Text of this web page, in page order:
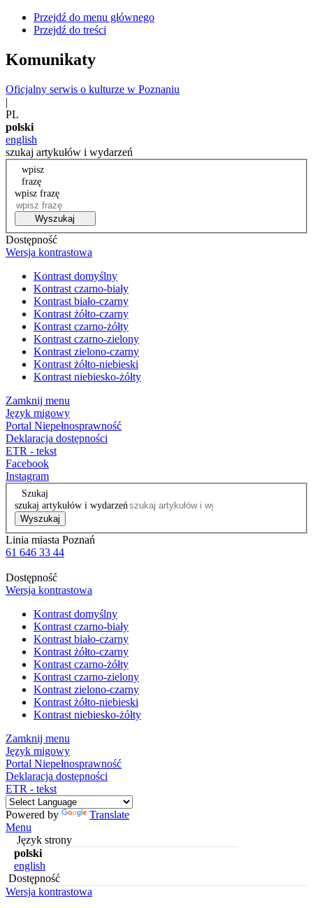
Przejdź do menu głównego
Przejdź do treści
Komunikaty
Oficjalny serwis o kulturze w Poznaniu
|
PL
polski
english
szukaj artykułów i wydarzeń
wpisz
frazę
wpisz frazę
Wyszukaj
Dostępność
Wersja kontrastowa
Kontrast domyślny
Kontrast czarno-biały
Kontrast biało-czarny
Kontrast żółto-czarny
Kontrast czarno-żółty
Kontrast czarno-zielony
Kontrast zielono-czarny
Kontrast żółto-niebieski
Kontrast niebiesko-żółty
Zamknij menu
Język migowy
Portal Niepełnosprawność
Deklaracja dostępności
ETR - tekst
Facebook
Instagram
Szukaj
szukaj artykułów i wydarzeń
Wyszukaj
Linia miasta Poznań
61 646 33 44
Dostępność
Wersja kontrastowa
Kontrast domyślny
Kontrast czarno-biały
Kontrast biało-czarny
Kontrast żółto-czarny
Kontrast czarno-żółty
Kontrast czarno-zielony
Kontrast zielono-czarny
Kontrast żółto-niebieski
Kontrast niebiesko-żółty
Zamknij menu
Język migowy
Portal Niepełnosprawność
Deklaracja dostępności
ETR - tekst
Powered by
Translate
Menu
Język strony
polski
english
Dostępność
Wersja kontrastowa